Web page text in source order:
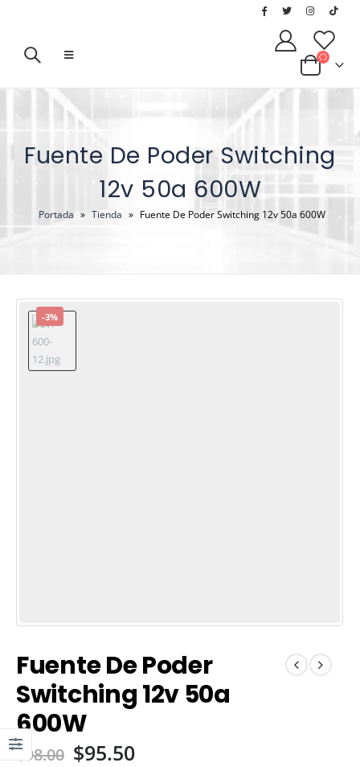
Fuente De Poder Switching
12v 50a 600W
Portada » Tienda » Fuente De Poder Switching 12v 50a 600W
-3%
Fuente De Poder
Switching 12v 50a
600W
$ 98.00 $95.50